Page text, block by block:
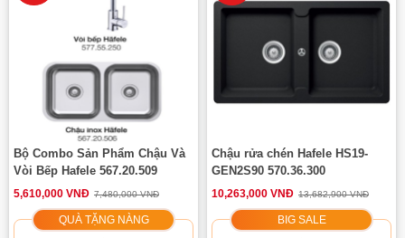
Bộ Combo Sản Phẩm Chậu Và
Vòi Bếp Hafele 567.20.509
5,610,000 VNĐ 7,480,000 VNĐ
QUÀ TẶNG NÀNG
Chậu rửa chén Hafele HS19-
GEN2S90 570.36.300
10,263,000 VNĐ 13,682,900 VNĐ
BIG SALE